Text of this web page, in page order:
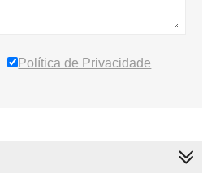
Política de Privacidade